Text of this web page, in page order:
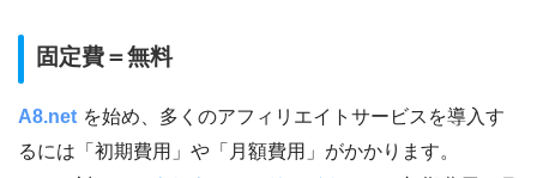
固定費＝無料
A8.net を始め、多くのアフィリエイトサービスを導入す
るには「初期費用」や「月額費用」がかかります。